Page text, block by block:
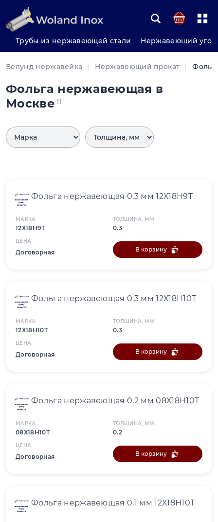
Трубы из нержавеющей стали Нержавеющий
Велунд нержавейка Нержавеющий прокат
Фольга нержавеющая в
Москве 11
Фольга нержавеющая 0.3 мм 12Х18Н9Т
МАРКА
12Х18Н9Т
ТОЛЩИНА, ММ
0.3
ЦЕНА
Договорная В корзину
Фольга нержавеющая 0.3 мм 12Х18Н10Т
МАРКА
12Х18Н10Т
ТОЛЩИНА, ММ
0.3
ЦЕНА
Договорная В корзину
Фольга нержавеющая 0.2 мм 08Х18Н10Т
МАРКА
08Х18Н10Т
ТОЛЩИНА, ММ
0.2
ЦЕНА
Договорная В корзину
Фольга нержавеющая 0.1 мм 12Х18Н10Т